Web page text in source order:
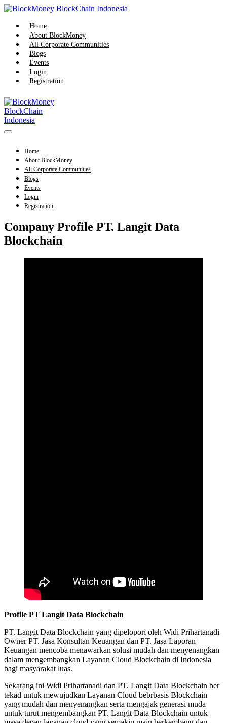
Skip
content
Home
About BlockMoney
All Corporate Communities
Blogs
Events
Login
Registration
Menu
Home
About BlockMoney
All Corporate Communities
Blogs
Events
Login
Registration
Company Profile PT. Langit Data
Blockchain
Profile PT Langit Data Blockchain
PT. Langit Data Blockchain yang dipelopori oleh Widi Prihartanadi
Owner PT. Jasa Konsultan Keuangan dan PT. Jasa Laporan
Keuangan mencoba menawarkan solusi mudah dan menyenangkan
dalam mengembangkan Layanan Cloud Blockchain di Indonesia
bagi masyarakat luas.
Sekarang ini Widi Prihartanadi dan PT. Langit Data Blockchain ber
tekad untuk mewujudkan Layanan Cloud bebrbasis Blockchain
yang mudah dan menyenangkan serta mengajak generasi muda
untuk turut mengembangkan PT. Langit Data Blockchain untuk